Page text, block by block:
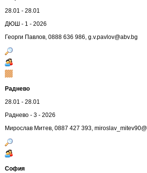
28.01 - 28.01
ДЮШ - 1 - 2026
Георги Павлов, 0888 636 986, g.v.pavlov@abv.bg
Раднево
28.01 - 28.01
Раднево - 3 - 2026
Мирослав Митев, 0887 427 393,
София